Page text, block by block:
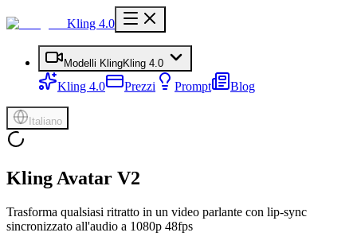
Kling 4.0
Modelli KlingKling 4.0
Kling 4.0 Prezzi Prompt Blog
Italiano
Kling Avatar V2
Trasforma qualsiasi ritratto in un video parlante con lip-sync
sincronizzato all'audio a 1080p 48fps